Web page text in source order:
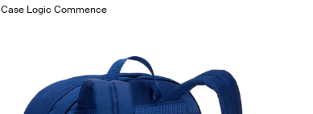
Case Logic Commence